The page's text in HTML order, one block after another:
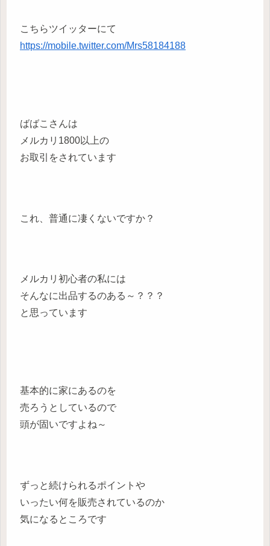
こちらツイッターにて
https://mobile.twitter.com/Mrs58184188
ばばこさんは
メルカリ1800以上の
お取引をされています
これ、普通に凄くないですか？
メルカリ初心者の私には
そんなに出品するのある～？？？
と思っています
基本的に家にあるのを
売ろうとしているので
頭が固いですよね～
ずっと続けられるポイントや
いったい何を販売されているのか
気になるところです